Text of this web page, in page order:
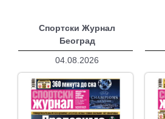
Спортски Журнал
Београд
04.08.2026